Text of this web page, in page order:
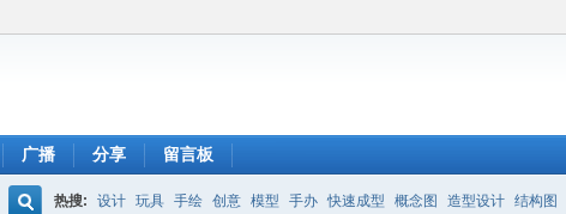
广播 分享 留言板
热搜: 设计 玩具 手绘 创意 模型 手办 快速成型 概念图 造型设计 结构图